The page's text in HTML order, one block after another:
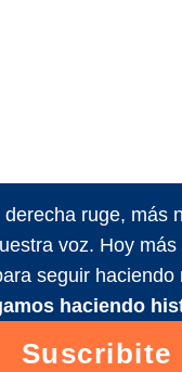
derecha ruge, más
voz. Hoy
seguir haciendo
haciendo
Suscribite